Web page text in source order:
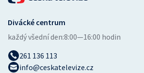
Divácké centrum
každý všední den:8:00—16:00 hodin
261 136 113
info@ceskatelevize.cz